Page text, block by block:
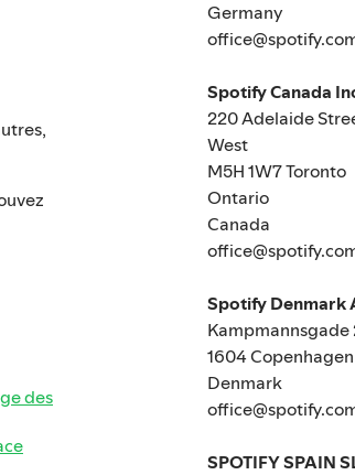
des
Germany
Spotify Canada
220 Adelaide
West
M5H 1W7 Toronto
Ontario
Canada
Spotify Denmark
Kampmannsgade
1604 Copenhagen
Denmark
SPOTIFY SPAIN